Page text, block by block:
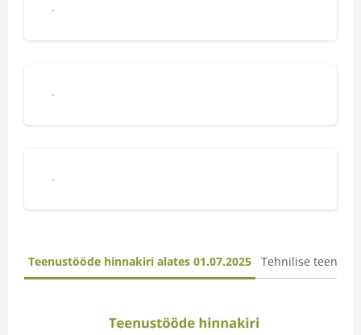
Põllumajandustehnika
Ehitustehnika
Metsatehnika
Teenustööde hinnakiri alates 01.07.2025 Tehnilise